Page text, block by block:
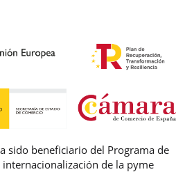
sido beneficiario del Programa de
de la pyme